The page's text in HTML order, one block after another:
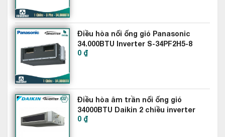
nay trên các dòng máy điều hòa thương mại. Với nhiều ưu
điểm như: làm lạnh sâu, làm lạnh nhanh, thân thiện với môi
trường, không phát thải chất gây nên hiệu ứng nhà kính…
Điều hòa nối ống gió Panasonic
34.000BTU Inverter S-34PF2H5-8
0 ₫
Điều hòa âm trần nối ống gió
34000BTU Daikin 2 chiều inverter
FBA100BVMA9-RZA100DV1
0 ₫